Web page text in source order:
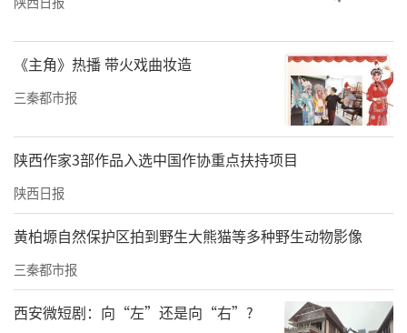
《主角》热播 带火戏曲妆造
三秦都市报
陕西作家3部作品入选中国作协重点扶持项目
陕西日报
黄柏塬自然保护区拍到野生大熊猫等多种野生动物影像
三秦都市报
西安微短剧：向“左”还是向“右”?